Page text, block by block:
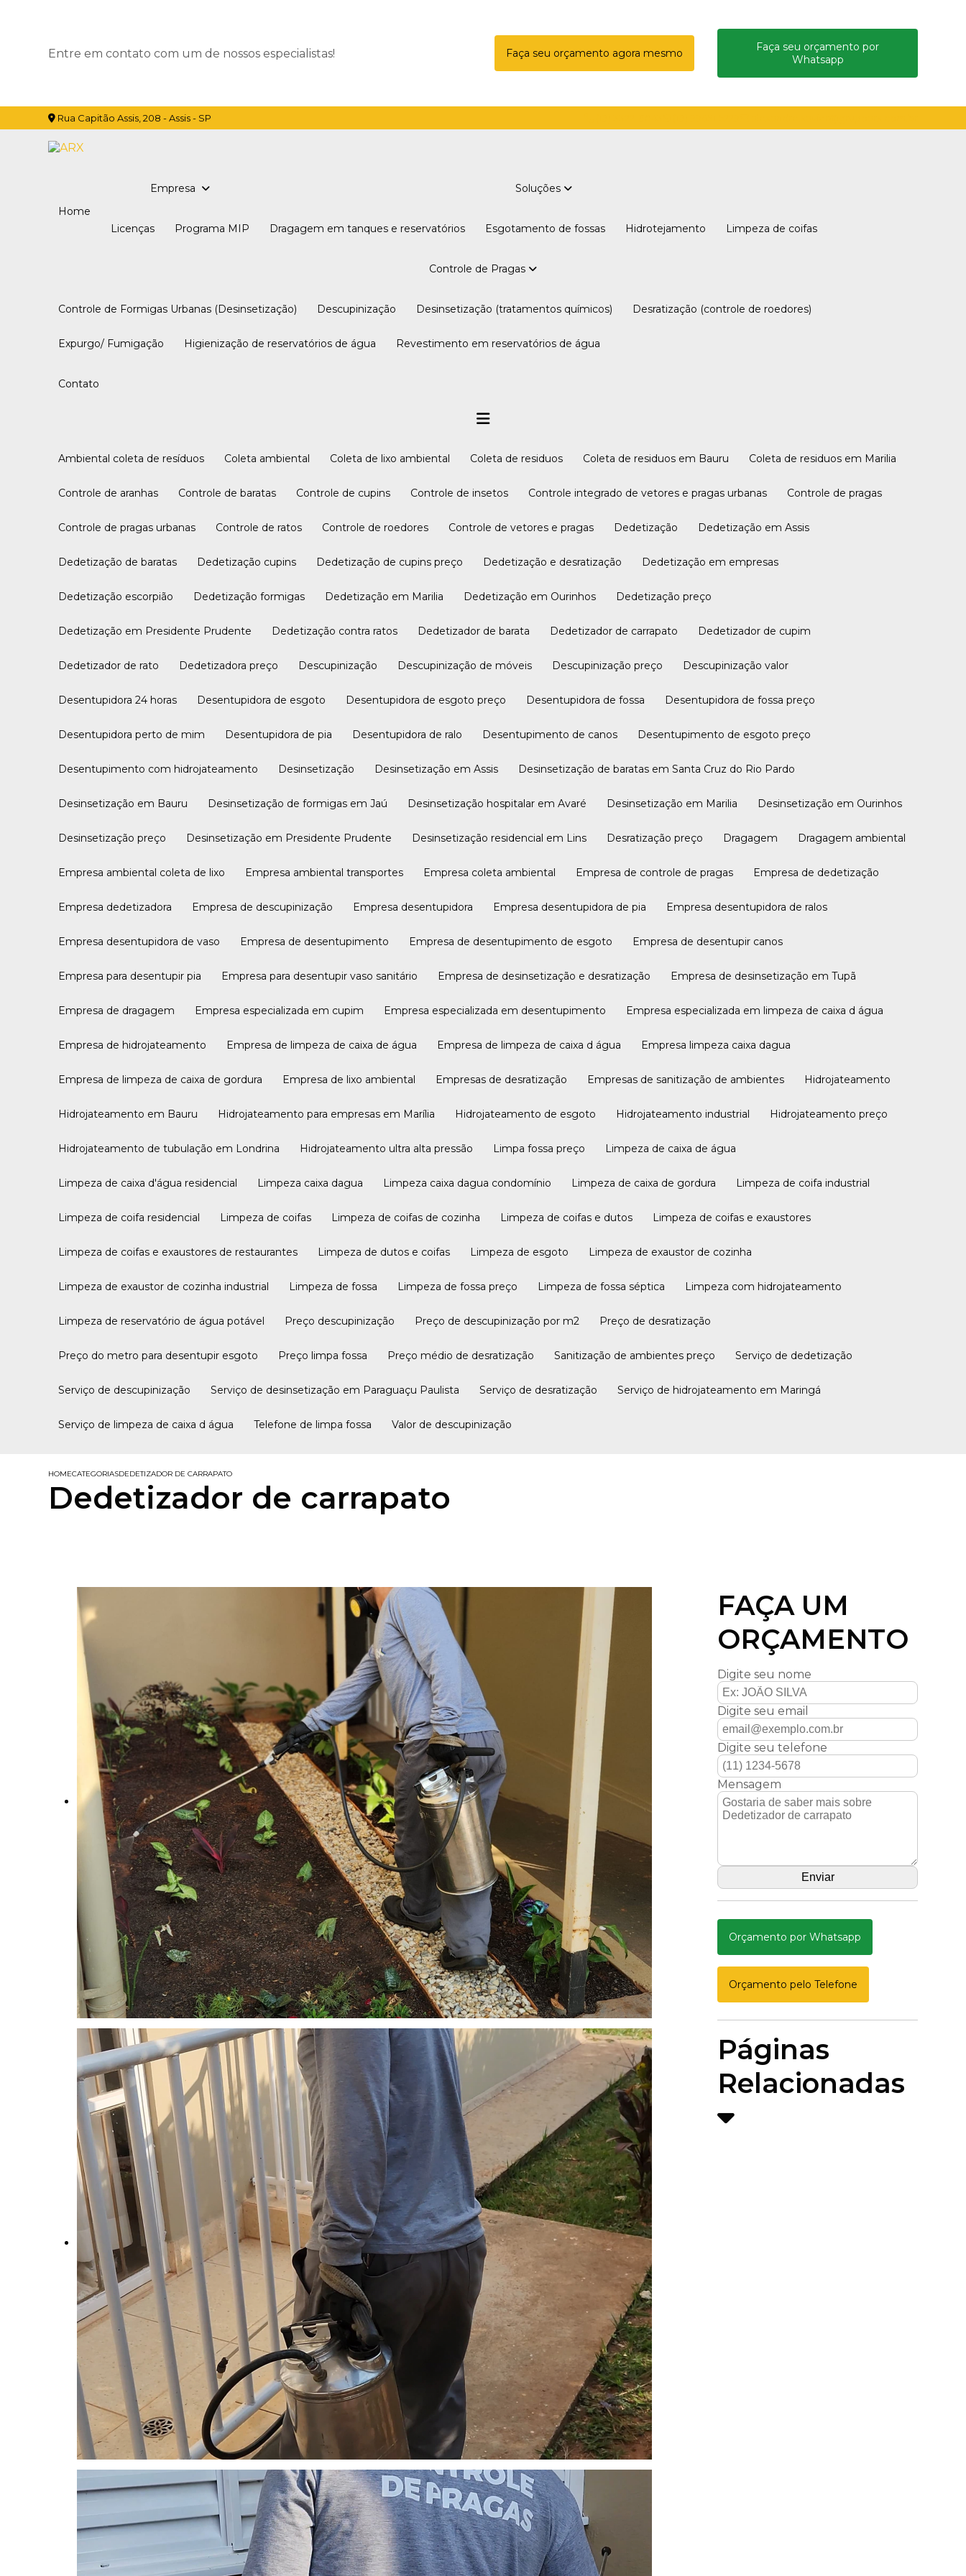
Entre em contato com um de nossos especialistas! Faça seu orçamento agora mesmo
Faça seu orçamento por
Whatsapp
Rua Capitão Assis, 208 - Assis - SP
Home
Empresa
Licenças Programa MIP
Soluções
Dragagem em tanques e reservatórios Esgotamento de fossas Hidrotejamento Limpeza de coifas
Controle de Pragas
Controle de Formigas Urbanas (Desinsetização) Descupinização Desinsetização (tratamentos químicos) Desratização (controle de roedores)
Expurgo/ Fumigação Higienização de reservatórios de água Revestimento em reservatórios de água
Contato
Ambiental coleta de resíduos Coleta ambiental Coleta de lixo ambiental Coleta de residuos Coleta de residuos em Bauru Coleta de residuos em Marilia
Controle de aranhas Controle de baratas Controle de cupins Controle de insetos Controle integrado de vetores e pragas urbanas Controle de pragas
Controle de pragas urbanas Controle de ratos Controle de roedores Controle de vetores e pragas Dedetização Dedetização em Assis
Dedetização de baratas Dedetização cupins Dedetização de cupins preço Dedetização e desratização Dedetização em empresas
Dedetização escorpião Dedetização formigas Dedetização em Marilia Dedetização em Ourinhos Dedetização preço
Dedetização em Presidente Prudente Dedetização contra ratos Dedetizador de barata Dedetizador de carrapato Dedetizador de cupim
Dedetizador de rato Dedetizadora preço Descupinização Descupinização de móveis Descupinização preço Descupinização valor
Desentupidora 24 horas Desentupidora de esgoto Desentupidora de esgoto preço Desentupidora de fossa Desentupidora de fossa preço
Desentupidora perto de mim Desentupidora de pia Desentupidora de ralo Desentupimento de canos Desentupimento de esgoto preço
Desentupimento com hidrojateamento Desinsetização Desinsetização em Assis Desinsetização de baratas em Santa Cruz do Rio Pardo
Desinsetização em Bauru Desinsetização de formigas em Jaú Desinsetização hospitalar em Avaré Desinsetização em Marilia Desinsetização em Ourinhos
Desinsetização preço Desinsetização em Presidente Prudente Desinsetização residencial em Lins Desratização preço Dragagem Dragagem ambiental
Empresa ambiental coleta de lixo Empresa ambiental transportes Empresa coleta ambiental Empresa de controle de pragas Empresa de dedetização
Empresa dedetizadora Empresa de descupinização Empresa desentupidora Empresa desentupidora de pia Empresa desentupidora de ralos
Empresa desentupidora de vaso Empresa de desentupimento Empresa de desentupimento de esgoto Empresa de desentupir canos
Empresa para desentupir pia Empresa para desentupir vaso sanitário Empresa de desinsetização e desratização Empresa de desinsetização em Tupã
Empresa de dragagem Empresa especializada em cupim Empresa especializada em desentupimento Empresa especializada em limpeza de caixa d água
Empresa de hidrojateamento Empresa de limpeza de caixa de água Empresa de limpeza de caixa d água Empresa limpeza caixa dagua
Empresa de limpeza de caixa de gordura Empresa de lixo ambiental Empresas de desratização Empresas de sanitização de ambientes Hidrojateamento
Hidrojateamento em Bauru Hidrojateamento para empresas em Marília Hidrojateamento de esgoto Hidrojateamento industrial Hidrojateamento preço
Hidrojateamento de tubulação em Londrina Hidrojateamento ultra alta pressão Limpa fossa preço Limpeza de caixa de água
Limpeza de caixa d'água residencial Limpeza caixa dagua Limpeza caixa dagua condomínio Limpeza de caixa de gordura Limpeza de coifa industrial
Limpeza de coifa residencial Limpeza de coifas Limpeza de coifas de cozinha Limpeza de coifas e dutos Limpeza de coifas e exaustores
Limpeza de coifas e exaustores de restaurantes Limpeza de dutos e coifas Limpeza de esgoto Limpeza de exaustor de cozinha
Limpeza de exaustor de cozinha industrial Limpeza de fossa Limpeza de fossa preço Limpeza de fossa séptica Limpeza com hidrojateamento
Limpeza de reservatório de água potável Preço descupinização Preço de descupinização por m2 Preço de desratização
Preço do metro para desentupir esgoto Preço limpa fossa Preço médio de desratização Sanitização de ambientes preço Serviço de dedetização
Serviço de descupinização Serviço de desinsetização em Paraguaçu Paulista Serviço de desratização Serviço de hidrojateamento em Maringá
Serviço de limpeza de caixa d água Telefone de limpa fossa Valor de descupinização
HOMECATEGORIASDEDETIZADOR DE CARRAPATO
Dedetizador de carrapato
FAÇA UM
ORÇAMENTO
Digite seu nome
Digite seu email
Digite seu telefone
Mensagem
Orçamento por Whatsapp
Orçamento pelo Telefone
Páginas
Relacionadas